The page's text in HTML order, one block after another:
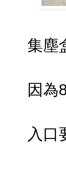
集塵
因為
入口